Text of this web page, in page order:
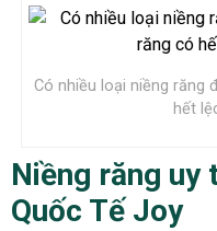
Có nhiều loại niềng răng
hết
Niềng răng uy
Quốc Tế Joy